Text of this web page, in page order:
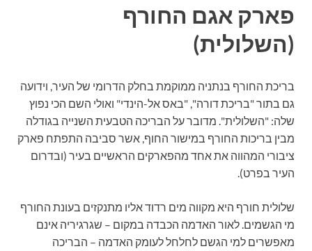
פארק אגם החורף
(השלולית)
בריכת החורף בנתניה ממוקמת בחלק הדרומי של העיר, וידועה
גם בתור "בריכת דורה", "באס אל-הינדי" ואולי השם הכי נפוץ
שלה: "השלולית". מדובר על הבריכה הטבעית השנייה בגודלה
מבין בריכות החורף במישור החוף, אשר סביבה התפתח פארק
ציבורי המהווה את אחד מהפארקים הראשיים בעיר (ובדרום
העיר בפרט).
שלולית חורף היא מקווה מים רדוד אליו מתנקזים בעונת החורף
מי הגשמים. לאור האדמה הכבדה במקום – שגרגיריה אינם
מאפשרים למי הגשם לחלחל לעומק האדמה – הבריכה